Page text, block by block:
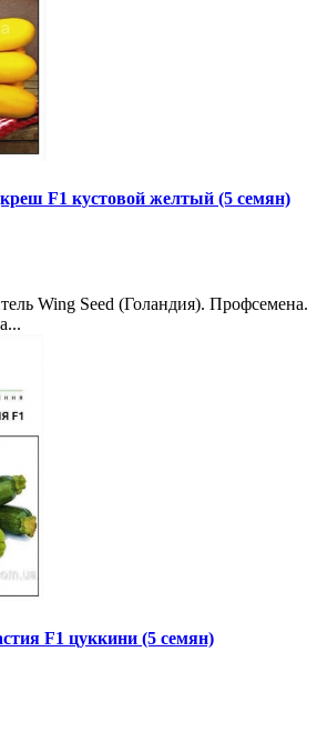
F1 кустовой желтый (5 семян)
Wing Seed (Голандия). Профсемена.
F1 цуккини (5 семян)